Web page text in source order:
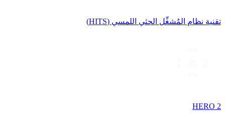
تقنية نظام المُشغِّل الحثي اللمسي (HITS)
HERO 2